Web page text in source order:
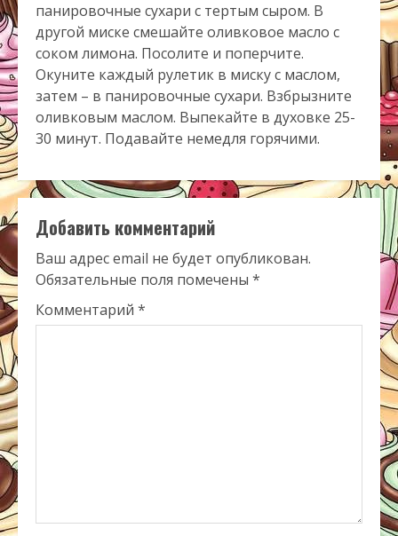
панировочные сухари с тертым сыром. В
другой миске смешайте оливковое масло с
соком лимона. Посолите и поперчите.
Окуните каждый рулетик в миску с маслом,
затем – в панировочные сухари. Взбрызните
оливковым маслом. Выпекайте в духовке 25-
30 минут. Подавайте немедля горячими.
Добавить комментарий
Ваш адрес email не будет опубликован.
Обязательные поля помечены *
Комментарий *